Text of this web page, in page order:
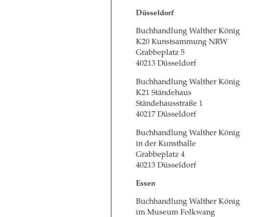
Düsseldorf
Buchhandlung Walther König
K20 Kunstsammung NRW
Grabbeplatz 5
40213 Düsseldorf
Buchhandlung Walther König
K21 Ständehaus
Ständehausstraße 1
40217 Düsseldorf
Buchhandlung Walther König
in der Kunsthalle
Grabbeplatz 4
40213 Düsseldorf
Essen
Buchhandlung Walther König
im Museum Folkwang